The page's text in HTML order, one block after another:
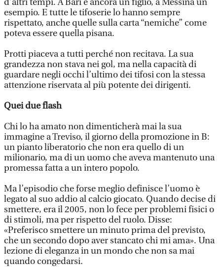
d’altri tempi. A Bari è ancora un figlio, a Messina un
esempio. E tutte le tifoserie lo hanno sempre
rispettato, anche quelle sulla carta “nemiche” come
poteva essere quella pisana.
Protti piaceva a tutti perché non recitava. La sua
grandezza non stava nei gol, ma nella capacità di
guardare negli occhi l’ultimo dei tifosi con la stessa
attenzione riservata al più potente dei dirigenti.
Quei due flash
Chi lo ha amato non dimenticherà mai la sua
immagine a Treviso, il giorno della promozione in B:
un pianto liberatorio che non era quello di un
milionario, ma di un uomo che aveva mantenuto una
promessa fatta a un intero popolo.
Ma l’episodio che forse meglio definisce l’uomo è
legato al suo addio al calcio giocato. Quando decise di
smettere, era il 2005, non lo fece per problemi fisici o
di stimoli, ma per rispetto del ruolo. Disse:
«Preferisco smettere un minuto prima del previsto,
che un secondo dopo aver stancato chi mi ama». Una
lezione di eleganza in un mondo che non sa mai
quando congedarsi.